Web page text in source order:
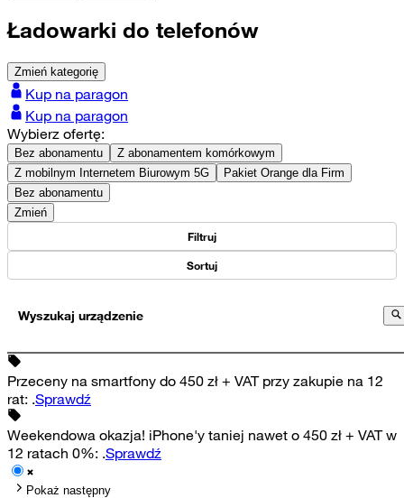
Ładowarki do telefonów
Zmień kategorię
Kup na paragon
Kup na paragon
Wybierz ofertę:
Bez abonamentu
Z abonamentem komórkowym
Z mobilnym Internetem Biurowym 5G
Pakiet Orange dla Firm
Bez abonamentu
Zmień
Filtruj
Sortuj
Wyszukaj urządzenie
Przeceny na smartfony do 450 zł + VAT przy zakupie na 12
rat: .Sprawdź
Weekendowa okazja! iPhone'y taniej nawet o 450 zł + VAT w
12 ratach 0%: .Sprawdź
Pokaż następny